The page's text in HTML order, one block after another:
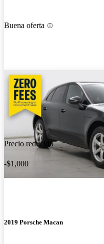
Buena oferta
Precio reducido
-$1,000
2019 Porsche Macan